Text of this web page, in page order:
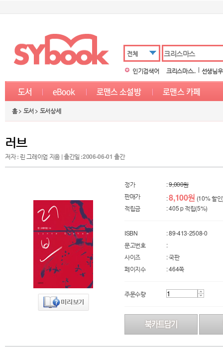
전체
인기검색어
크리스마스.. 선생님
홈 > 도서 > 도서상세
러브
저자 : 린 그레이엄 지음 | 출간일 :2006-06-01 출간
정가 :9,000원
판매가
:8,100원 (10% 할
적립금
: 405 p 적립(5%)
ISBN
: 89-413-2508-0
문고번호
:
사이즈
: 국판
페이지수
: 464쪽
주문수량